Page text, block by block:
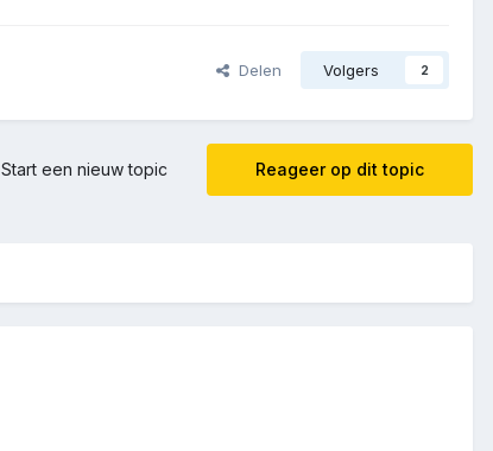
Delen Volgers 2
Reageer op dit topic
Start een nieuw topic